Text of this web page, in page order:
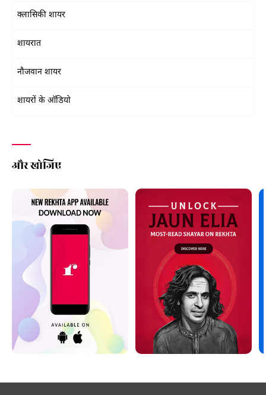
क्लासिकी शायर
शायरात
नौजवान शायर
शायरों के ऑडियो
और खोजिए